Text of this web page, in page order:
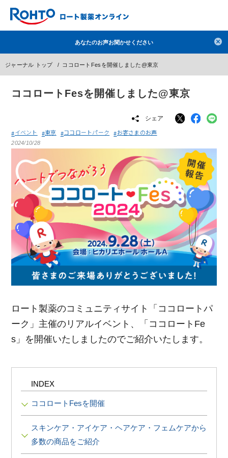
デオコ セラミド オバジ ダーマセプトRX
メラノCC
ヘリオホワイト 制汗剤 洗顔 数量限定
ブランドから探す 使用用途から探す
成分から探す 注目の商品 を見る
ポイント交換品 を見る お問い合わせ
検索
商品を探す
∟ 美容サプリメント
∟ スキンケア
おトクなロート定期便
読みもの
スタッフのお気に入り
新着情報
あなたのお声お聞かせください
ジャーナル トップ ココロートFesを開催しました@東京
ココロートFesを開催しました@東京
シェア
イベント 東京 ココロートパーク お客さまのお声
2024/10/28
ロート製薬のコミュニティサイト「ココロートパ
ーク」主催のリアルイベント、「ココロートFe
s」を開催いたしましたのでご紹介いたします。
INDEX
ココロートFesを開催
スキンケア・アイケア・ヘアケア・フェムケアから
多数の商品をご紹介